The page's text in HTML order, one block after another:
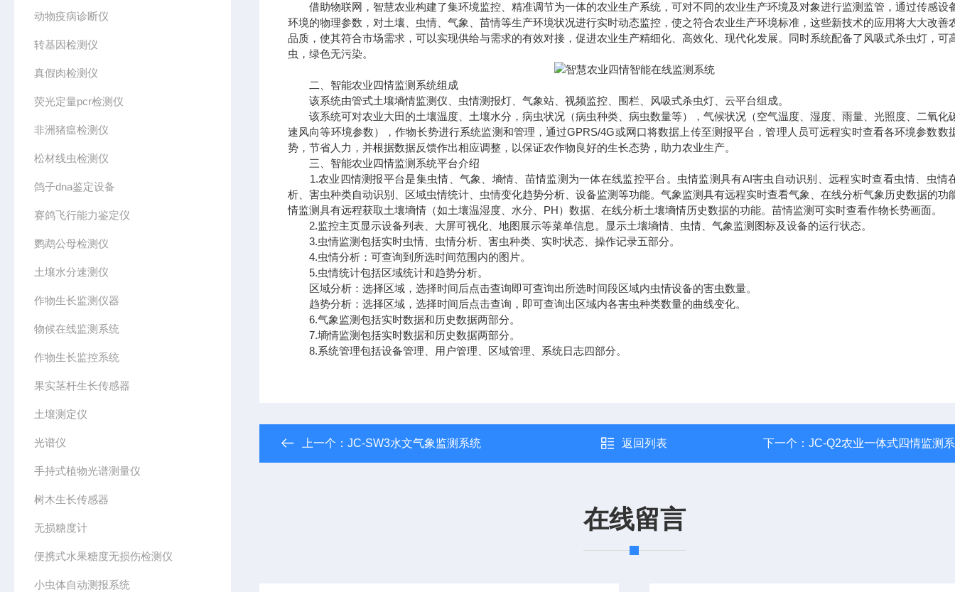
动物疫病诊断仪
转基因检测仪
真假肉检测仪
荧光定量pcr检测仪
非洲猪瘟检测仪
松材线虫检测仪
鸽子dna鉴定设备
赛鸽飞行能力鉴定仪
鹦鹉公母检测仪
土壤水分速测仪
作物生长监测仪器
物候在线监测系统
作物生长监控系统
果实茎杆生长传感器
土壤测定仪
光谱仪
手持式植物光谱测量仪
树木生长传感器
无损糖度计
便携式水果糖度无损伤检测仪
小虫体自动测报系统
借助物联网，智慧农业构建了集环境监控、精准调节为一体的农业生产系统，可对不同的农业生产环境及对象进行监测监管，通过传感设
环境的物理参数，对土壤、虫情、气象、苗情等生产环境状况进行实时动态监控，使之符合农业生产环境标准，这些新技术的应用将大大改善
品质，使其符合市场需求，可以实现供给与需求的有效对接，促进农业生产精细化、高效化、现代化发展。同时系统配备了风吸式杀虫灯，可
虫，绿色无污染。
二、智能农业四情监测系统组成
该系统由管式土壤墒情监测仪、虫情测报灯、气象站、视频监控、围栏、风吸式杀虫灯、云平台组成。
该系统可对农业大田的土壤温度、土壤水分，病虫状况（病虫种类、病虫数量等），气候状况（空气温度、湿度、雨量、光照度、二氧化
速风向等环境参数），作物长势进行系统监测和管理，通过GPRS/4G或网口将数据上传至测报平台，管理人员可远程实时查看各环境参数数
势，节省人力，并根据数据反馈作出相应调整，以保证农作物良好的生长态势，助力农业生产。
三、智能农业四情监测系统平台介绍
1.农业四情测报平台是集虫情、气象、墒情、苗情监测为一体在线监控平台。虫情监测具有AI害虫自动识别、远程实时查看虫情、虫情
析、害虫种类自动识别、区域虫情统计、虫情变化趋势分析、设备监测等功能。气象监测具有远程实时查看气象、在线分析气象历史数据的功
情监测具有远程获取土壤墒情（如土壤温湿度、水分、PH）数据、在线分析土壤墒情历史数据的功能。苗情监测可实时查看作物长势画面。
2.监控主页显示设备列表、大屏可视化、地图展示等菜单信息。显示土壤墒情、虫情、气象监测图标及设备的运行状态。
3.虫情监测包括实时虫情、虫情分析、害虫种类、实时状态、操作记录五部分。
4.虫情分析：可查询到所选时间范围内的图片。
5.虫情统计包括区域统计和趋势分析。
区域分析：选择区域，选择时间后点击查询即可查询出所选时间段区域内虫情设备的害虫数量。
趋势分析：选择区域，选择时间后点击查询，即可查询出区域内各害虫种类数量的曲线变化。
6.气象监测包括实时数据和历史数据两部分。
7.墒情监测包括实时数据和历史数据两部分。
8.系统管理包括设备管理、用户管理、区域管理、系统日志四部分。
上一个： JC-SW3水文气象监测系统 返回列表 下一个： JC-Q2农业一体式四情监测
在线留言